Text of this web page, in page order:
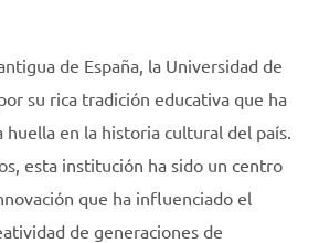
de España, la Universidad de
su rica tradición educativa que ha
en la historia cultural del país.
esta institución ha sido un centro
que ha influenciado el
de generaciones de